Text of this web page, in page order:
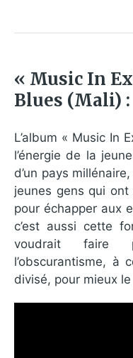
« Music In
Blues (Mali) :
L’album « Music In
l’énergie de la
d’un pays
jeunes gens qui
pour échapper aux
c’est aussi cette
voudrait faire
l’obscurantisme, à
divisé, pour mieux le